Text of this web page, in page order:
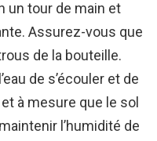
un tour de main et
Assurez-vous que
de la bouteille.
de s’écouler et de
à mesure que le sol
l’humidité de